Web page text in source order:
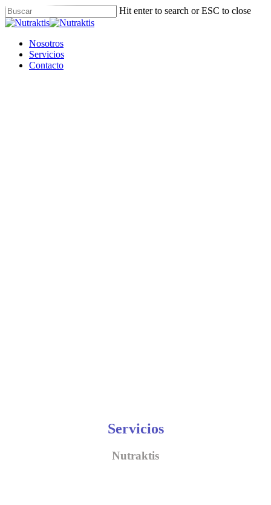
Skip
to
content
Hit enter to search or ESC to close
Close
Menu
Nosotros
Servicios
Contacto
Servicios
Nutraktis